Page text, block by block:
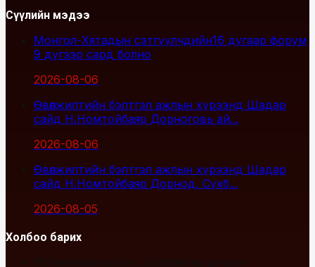
Сүүлийн мэдээ
Монгол-Хятадын сэтгүүлчдийн16 дугаар форум
9 дүгээр сард болно
2026-08-06
Өвөлжилтийн бэлтгэл ажлын хүрээнд Шадар
сайд Н.Номтойбаяр Дорноговь ай...
2026-08-06
Өвөлжилтийн бэлтгэл ажлын хүрээнд Шадар
сайд Н.Номтойбаяр Дорнод, Сүхб...
2026-08-05
Холбоо барих